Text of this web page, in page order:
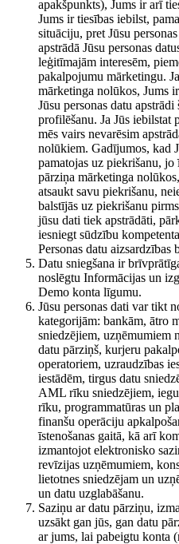
apakšpunkts), Jums ir arī
Jums ir tiesības iebilst,
situāciju, pret Jūsu
apstrādā Jūsu personas
leģitīmajām interesēm,
pakalpojumu mārketingu.
mārketinga nolūkos, Jums
Jūsu personas datu
profilēšanu. Ja Jūs iebilstat
mēs vairs nevarēsim
nolūkiem. Gadījumos, kad
pamatojas uz piekrišanu, jo
pārziņa mārketinga
atsaukt savu piekrišanu,
balstījās uz piekrišanu
jūsu dati tiek apstrādāti,
iesniegt sūdzību
Personas datu aizsardzības
Datu sniegšana ir
noslēgtu Informācijas un
Demo konta līgumu.
Jūsu personas dati var tikt
kategorijām: bankām, ātro
sniedzējiem, uzņēmumiem
datu pārziņš, kurjeru
operatoriem, uzraudzības
iestādēm, tirgus datu
AML rīku sniedzējiem,
rīku, programmatūras un
finanšu operāciju
īstenošanas gaitā, kā arī
izmantojot elektronisko
revīzijas uzņēmumiem,
lietotnes sniedzējam un
un datu uzglabāšanu.
Saziņu ar datu pārziņu,
uzsākt gan jūs, gan datu
ar jums, lai pabeigtu konta